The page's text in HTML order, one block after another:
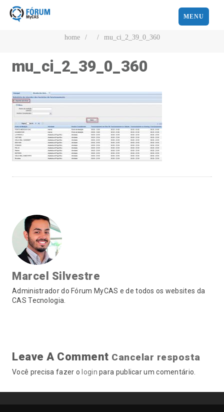
MENU
home / / mu_ci_2_39_0_360
mu_ci_2_39_0_360
Marcel Silvestre
Administrador do Fórum MyCAS e de todos os websites da
CAS Tecnologia.
Leave A Comment Cancelar resposta
Você precisa fazer o login para publicar um comentário.